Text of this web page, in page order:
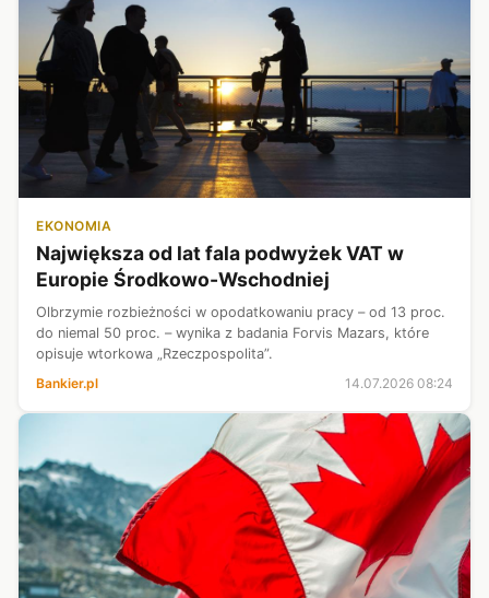
EKONOMIA
Największa od lat fala podwyżek VAT w
Europie Środkowo-Wschodniej
Olbrzymie rozbieżności w opodatkowaniu pracy – od 13 proc.
do niemal 50 proc. – wynika z badania Forvis Mazars, które
opisuje wtorkowa „Rzeczpospolita”.
Bankier.pl
14.07.2026 08:24